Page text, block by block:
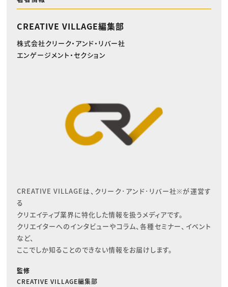
CREATIVE VILLAGE編集部
株式会社クリーク・アンド・リバー社
エンゲージメント・セクション
CREATIVE VILLAGEは、クリーク･アンド･リバー社※が運営す
る
クリエイティブ業界に特化した情報を扱うメディアです。
クリエイターへのインタビューやコラム、各種セミナー、イベント
など、
ここでしか知ることのできない情報をお届けします。
監修
CREATIVE VILLAGE編集部